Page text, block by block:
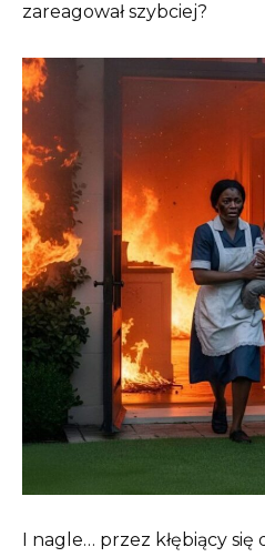
zareagował szybciej?
I nagle… przez kłębiący się